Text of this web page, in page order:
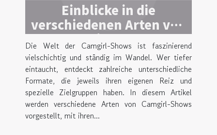
Einblicke in die
verschiedenen Arten von
Camgirl-Shows
Die Welt der Camgirl-Shows ist faszinierend
vielschichtig und ständig im Wandel. Wer tiefer
eintaucht, entdeckt zahlreiche unterschiedliche
Formate, die jeweils ihren eigenen Reiz und
spezielle Zielgruppen haben. In diesem Artikel
werden verschiedene Arten von Camgirl-Shows
vorgestellt, mit ihren...